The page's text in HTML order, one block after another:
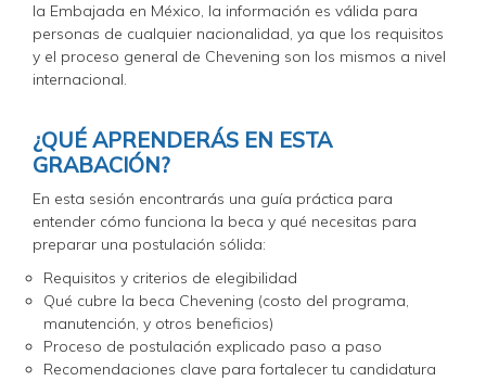
la Embajada en México, la información es válida para
personas de cualquier nacionalidad, ya que los requisitos
y el proceso general de Chevening son los mismos a nivel
internacional.
¿QUÉ APRENDERÁS EN ESTA
GRABACIÓN?
En esta sesión encontrarás una guía práctica para
entender cómo funciona la beca y qué necesitas para
preparar una postulación sólida:
Requisitos y criterios de elegibilidad
Qué cubre la beca Chevening (costo del programa,
manutención, y otros beneficios)
Proceso de postulación explicado paso a paso
Recomendaciones clave para fortalecer tu candidatura